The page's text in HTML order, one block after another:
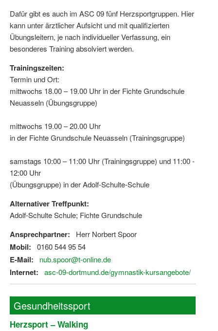
Dafür gibt es auch im ASC 09 fünf Herzsportgruppen. Hier
kann unter ärztlicher Aufsicht und mit qualifizierten
Übungsleitern, je nach individueller Verfassung, ein
besonderes Training absolviert werden.
Trainingszeiten:
Termin und Ort:
mittwochs 18.00 – 19.00 Uhr in der Fichte Grundschule
Neuasseln (Übungsgruppe)
mittwochs 19.00 – 20.00 Uhr
in der Fichte Grundschule Neuasseln (Trainingsgruppe)
samstags 10:00 – 11:00 Uhr (Trainingsgruppe) und 11:00 -
12:00 Uhr
(Übungsgruppe) in der Adolf-Schulte-Schule
Alternativer Treffpunkt:
Adolf-Schulte Schule; Fichte Grundschule
Ansprechpartner: Herr Norbert Spoor
Mobil: 0160 544 95 54
E-Mail: nub.spoor@t-online.de
Internet: asc-09-dortmund.de/gymnastik-kursangebote/
Gesundheitssport
Herzsport – Walking